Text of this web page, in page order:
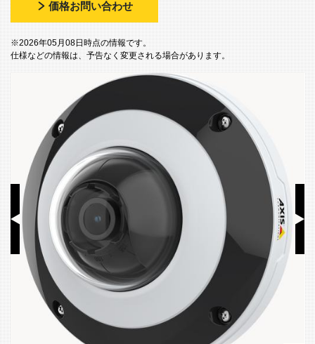
価格お問い合わせ
※2026年05月08日時点の情報です。
仕様などの情報は、予告なく変更される場合があります。